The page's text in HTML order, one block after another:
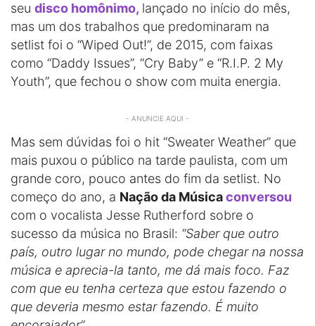
seu disco homônimo, lançado no início do mês,
mas um dos trabalhos que predominaram na
setlist foi o “Wiped Out!”, de 2015, com faixas
como “Daddy Issues”, “Cry Baby” e “R.I.P. 2 My
Youth”, que fechou o show com muita energia.
- ANUNCIE AQUI -
Mas sem dúvidas foi o hit “Sweater Weather” que
mais puxou o público na tarde paulista, com um
grande coro, pouco antes do fim da setlist. No
começo do ano, a Nação da Músicaconversou
com o vocalista Jesse Rutherford sobre o
sucesso da música no Brasil: “Saber que outro
país, outro lugar no mundo, pode chegar na nossa
música e aprecia-la tanto, me dá mais foco. Faz
com que eu tenha certeza que estou fazendo o
que deveria mesmo estar fazendo. É muito